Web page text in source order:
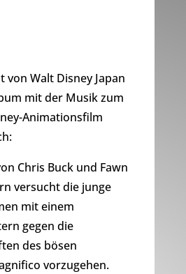
von Walt Disney Japan
mit der Musik zum
Animationsfilm
Chris Buck und Fawn
versucht die junge
mit einem
gegen die
des bösen
vorzugehen.